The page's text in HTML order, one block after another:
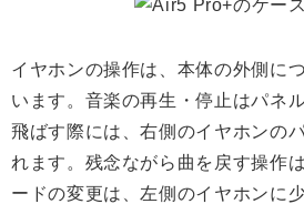
イヤホンの操作は、本体の外側に
います。音楽の再生・停止はパネ
飛ばす際には、右側のイヤホンの
れます。残念ながら曲を戻す操作
ードの変更は、左側のイヤホンに